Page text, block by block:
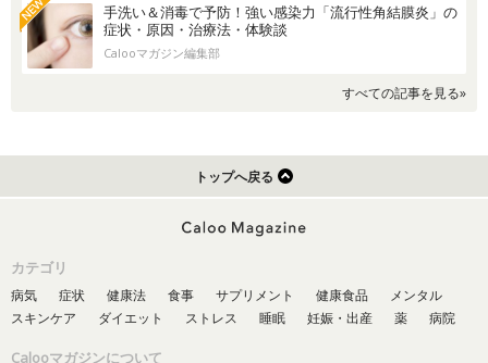
手洗い＆消毒で予防！強い感染力「流行性角結膜炎」の
症状・原因・治療法・体験談
Calooマガジン編集部
すべての記事を見る»
トップへ戻る
カテゴリ
病気 症状 健康法 食事 サプリメント 健康食品
メンタル
スキンケア
ダイエット ストレス 睡眠 妊娠・出産 薬 病院
Calooマガジンについて